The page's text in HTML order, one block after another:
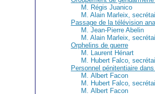
M. Régis Juanico
M. Alain Marleix,
Passage de la télévision
M. Jean-Pierre Abelin
M. Alain Marleix,
Orphelins de guerre
M. Laurent Hénart
M. Hubert Falco,
Personnel pénitentiaire
M. Albert Facon
M. Hubert Falco,
M. Albert Facon